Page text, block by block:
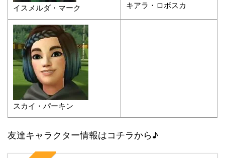
イスメルダ・マーク キアラ・ロボスカ
スカイ・パーキン
友達キャラクター情報はコチラから♪